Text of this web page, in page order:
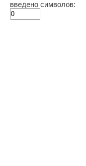
введено символов: